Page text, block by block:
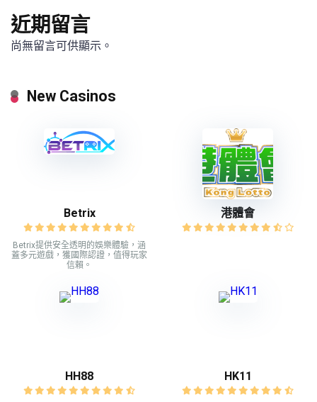
近期留言
尚無留言可供顯示。
New Casinos
Betrix
Betrix提供安全透明的娛樂體驗，涵
蓋多元遊戲，獲國際認證，值得玩家
信賴。
港體會
HH88 HK11